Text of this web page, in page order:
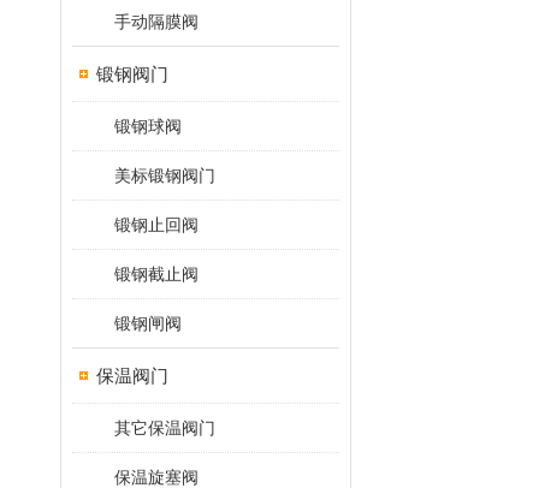
手动隔膜阀
锻钢阀门
锻钢球阀
美标锻钢阀门
锻钢止回阀
锻钢截止阀
锻钢闸阀
保温阀门
其它保温阀门
保温旋塞阀